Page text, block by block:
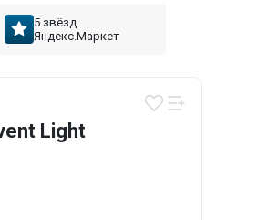
5 звёзд
Яндекс.Маркет
Light